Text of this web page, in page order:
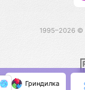
1995–2026 ©
Гриндилка